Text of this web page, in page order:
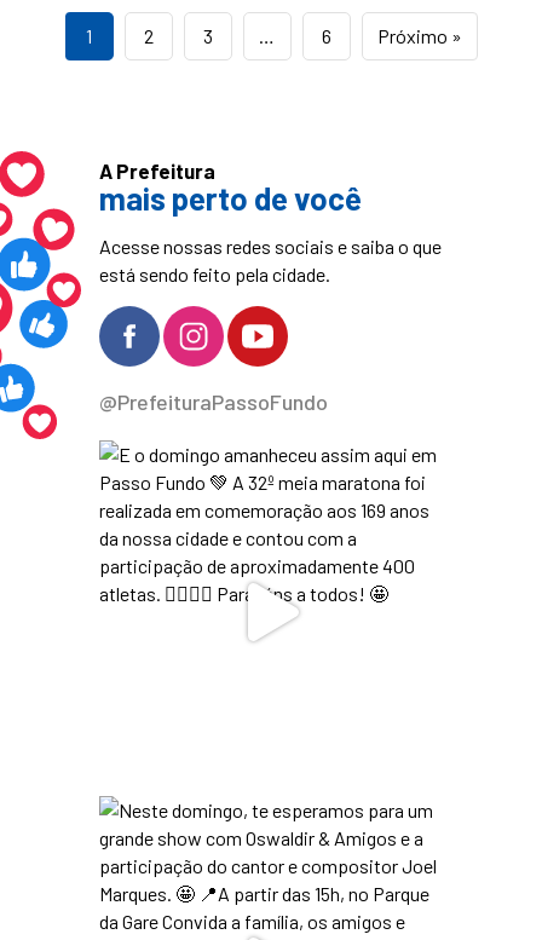
1 2 3 … 6 Próximo »
A Prefeitura
mais perto de você
Acesse nossas redes sociais e saiba o que
está sendo feito pela cidade.
@PrefeituraPassoFundo